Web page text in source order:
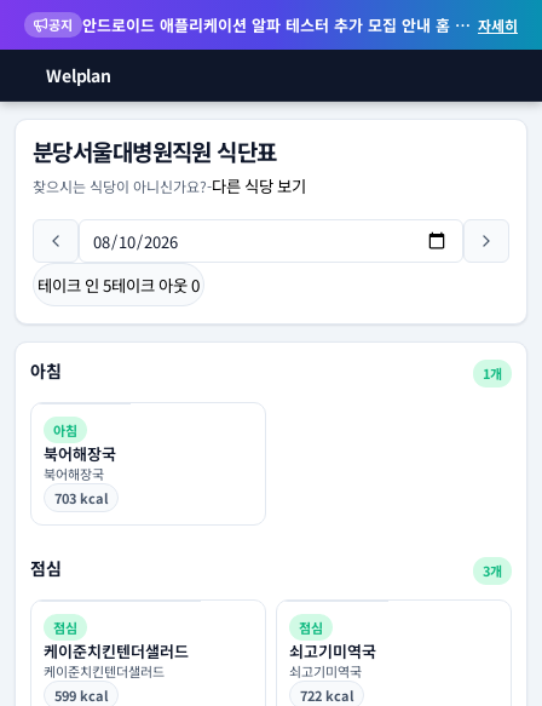
공지 안드로이드 애플리케이션 알파 테스터 추가 모집 안내 홈 화면 위젯 등 지원 자세히
Welplan
분당서울대병원직원 식단표
찾으시는 식당이 아니신가요?-다른 식당 보기
테이크 인 5테이크 아웃0
아침 1개
아침
북어해장국
북어해장국
703 kcal
점심 3개
점심
케이준치킨텐더샐러드
케이준치킨텐더샐러드
599 kcal
점심
쇠고기미역국
쇠고기미역국
722 kcal